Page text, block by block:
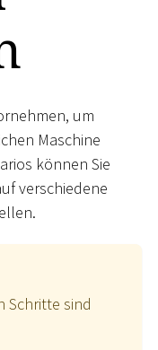
um
Maschine
können Sie
verschiedene
Schritte sind